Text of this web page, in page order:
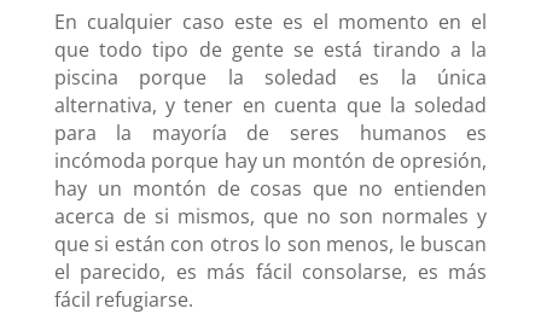
En cualquier caso este es el momento en el
que todo tipo de gente se está tirando a la
piscina porque la soledad es la única
alternativa, y tener en cuenta que la soledad
para la mayoría de seres humanos es
incómoda porque hay un montón de opresión,
hay un montón de cosas que no entienden
acerca de si mismos, que no son normales y
que si están con otros lo son menos, le buscan
el parecido, es más fácil consolarse, es más
fácil refugiarse.